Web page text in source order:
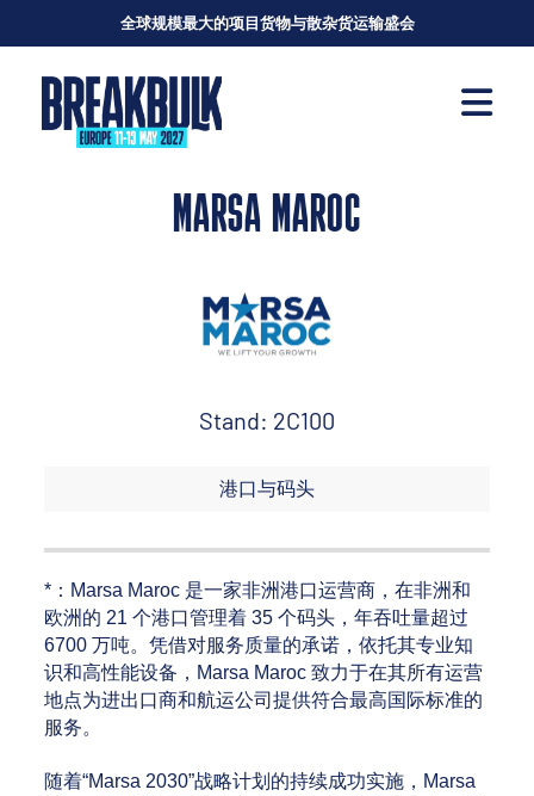
全球规模最大的项目货物与散杂货运输盛会
MARSA MAROC
Stand: 2C100
港口与码头
*：Marsa Maroc 是一家非洲港口运营商，在非洲和
欧洲的 21 个港口管理着 35 个码头，年吞吐量超过
6700 万吨。凭借对服务质量的承诺，依托其专业知
识和高性能设备，Marsa Maroc 致力于在其所有运营
地点为进出口商和航运公司提供符合最高国际标准的
服务。
随着“Marsa 2030”战略计划的持续成功实施，Marsa